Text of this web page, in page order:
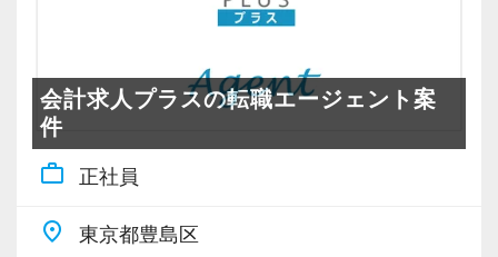
また弊社は昨今の政府等の賃上げ要請などを考
慮し、入社後も毎年昇給の機会を与えていま
す。
そのため入社4年目に年収600万程度までは誰で
さらに実績等を考慮し飛び級で昇給させる事も
弊社は極限効率化に社運をかけて挑んでいま
そのために1番大切な事は既存の全ての業務のフ
ローを効率的に見直すことではありません。
一番大事な事は「無駄な業務を全部やめる」と
言う事です。
・無駄な会議・朝礼
▼弊社の取材動画です。
▼採用面接用プレゼン資料です。興味がある方
はご拝読ください
https://docs.google.com/presentation/d/
会計求人プラスの転職エージェント案
件
work_outline 正社員
place 東京都豊島区